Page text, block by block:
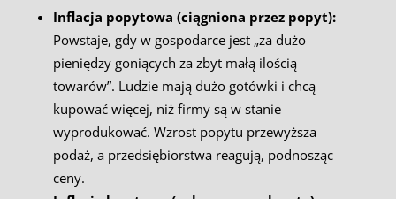
Inflacja popytowa (ciągniona przez popyt):
Powstaje, gdy w gospodarce jest „za dużo
pieniędzy goniących za zbyt małą ilością
towarów”. Ludzie mają dużo gotówki i chcą
kupować więcej, niż firmy są w stanie
wyprodukować. Wzrost popytu przewyższa
podaż, a przedsiębiorstwa reagują, podnosząc
ceny.